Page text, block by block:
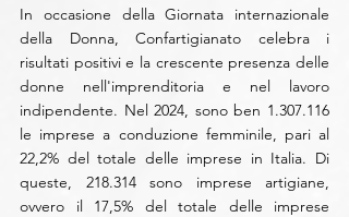
In occasione della Giornata internazionale
della Donna, Confartigianato celebra i
risultati positivi e la crescente presenza delle
donne nell'imprenditoria e nel lavoro
indipendente. Nel 2024, sono ben 1.307.116
le imprese a conduzione femminile, pari al
22,2% del totale delle imprese in Italia. Di
queste, 218.314 sono imprese artigiane,
ovvero il 17,5% del totale delle imprese